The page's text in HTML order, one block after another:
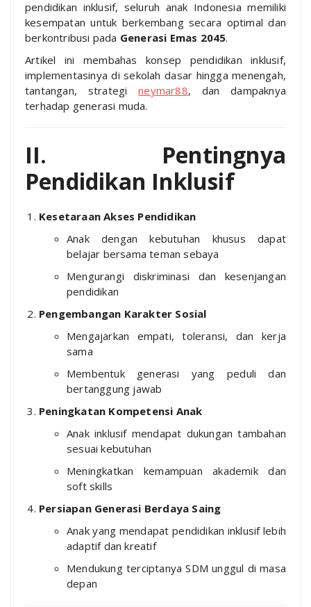
pendidikan inklusif, seluruh anak Indonesia memiliki
kesempatan untuk berkembang secara optimal dan
berkontribusi pada Generasi Emas 2045.
Artikel ini membahas konsep pendidikan inklusif,
implementasinya di sekolah dasar hingga menengah,
tantangan, strategineymar88, dan dampaknya
terhadap generasi muda.
II. Pentingnya
Pendidikan Inklusif
Kesetaraan Akses Pendidikan
Anak dengan kebutuhan khusus dapat
belajar bersama teman sebaya
Mengurangi diskriminasi dan kesenjangan
pendidikan
Pengembangan Karakter Sosial
Mengajarkan empati, toleransi, dan kerja
sama
Membentuk generasi yang peduli dan
bertanggung jawab
Peningkatan Kompetensi Anak
Anak inklusif mendapat dukungan tambahan
sesuai kebutuhan
Meningkatkan kemampuan akademik dan
soft skills
Persiapan Generasi Berdaya Saing
Anak yang mendapat pendidikan inklusif lebih
adaptif dan kreatif
Mendukung terciptanya SDM unggul di masa
depan